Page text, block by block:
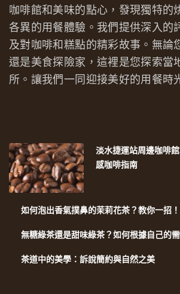
咖啡館和美味的點心，發現獨特的
各異的用餐體驗。我們提供深入的
及對咖啡和糕點的精彩故事。無論
還是美食探險家，這裡是您探索當
所。讓我們一同迎接美好的用餐時
淡水捷運站周邊咖啡
感咖啡指南
如何泡出香氣撲鼻的茉莉花茶？教你一招！
無糖綠茶還是甜味綠茶？如何根據自己的
茶道中的美學：訴說簡約與自然之美